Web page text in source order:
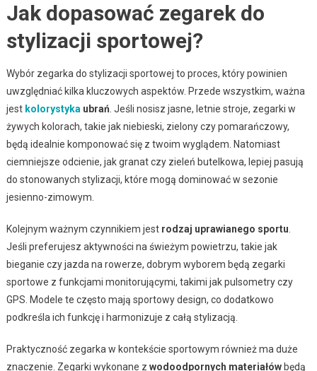
Jak dopasować zegarek do
stylizacji sportowej?
Wybór zegarka do stylizacji sportowej to proces, który powinien
uwzględniać kilka kluczowych aspektów. Przede wszystkim, ważna
jest kolorystyka ubrań . Jeśli nosisz jasne, letnie stroje, zegarki w
żywych kolorach, takie jak niebieski, zielony czy pomarańczowy,
będą idealnie komponować się z twoim wyglądem. Natomiast
ciemniejsze odcienie, jak granat czy zieleń butelkowa, lepiej pasują
do stonowanych stylizacji, które mogą dominować w sezonie
jesienno-zimowym.
Kolejnym ważnym czynnikiem jest rodzaj uprawianego sportu
Jeśli preferujesz aktywności na świeżym powietrzu, takie jak
bieganie czy jazda na rowerze, dobrym wyborem będą zegarki
sportowe z funkcjami monitorującymi, takimi jak pulsometry czy
GPS. Modele te często mają sportowy design, co dodatkowo
podkreśla ich funkcję i harmonizuje z całą stylizacją.
Praktyczność zegarka w kontekście sportowym również ma duże
znaczenie. Zegarki wykonane z wodoodpornych materiałówbędą